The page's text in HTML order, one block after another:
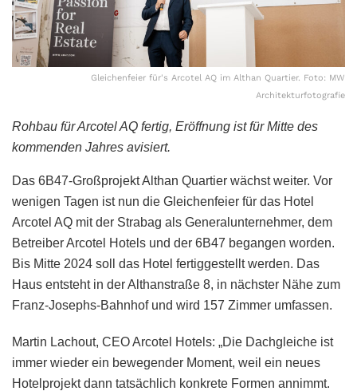
Gleichenfeier für's Arcotel AQ im Althan Quartier. Foto: MW
Architekturfotografie
Rohbau für Arcotel AQ fertig, Eröffnung ist für Mitte des
kommenden Jahres avisiert.
Das 6B47-Großprojekt Althan Quartier wächst weiter. Vor
wenigen Tagen ist nun die Gleichenfeier für das Hotel
Arcotel AQ mit der Strabag als Generalunternehmer, dem
Betreiber Arcotel Hotels und der 6B47 begangen worden.
Bis Mitte 2024 soll das Hotel fertiggestellt werden. Das
Haus entsteht in der Althanstraße 8, in nächster Nähe zum
Franz-Josephs-Bahnhof und wird 157 Zimmer umfassen.
Martin Lachout, CEO Arcotel Hotels: „Die Dachgleiche ist
immer wieder ein bewegender Moment, weil ein neues
Hotelprojekt dann tatsächlich konkrete Formen annimmt.